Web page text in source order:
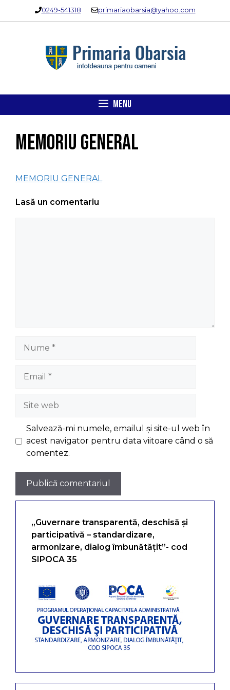
0249-541318 primariaobarsia@yahoo.com
MENU
MEMORIU GENERAL
MEMORIU GENERAL
Lasă un comentariu
Site
web
Salvează-mi numele, emailul și site-ul web în
acest navigator pentru data viitoare când o să
comentez.
„Guvernare transparentă, deschisă și
participativă – standardizare,
armonizare, dialog îmbunătățit”- cod
SIPOCA 35